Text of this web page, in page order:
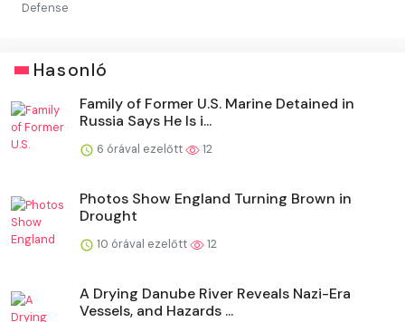
Defense
Hasonló
Family of Former U.S. Marine Detained in
Russia Says He Is i...
6 órával ezelőtt 12
Photos Show England Turning Brown in
Drought
10 órával ezelőtt 12
A Drying Danube River Reveals Nazi-Era
Vessels, and Hazards ...